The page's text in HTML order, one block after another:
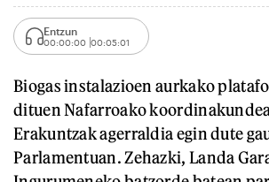
Entzun
00:00:00 00:05:01
Biogas instalazioen aurkako
dituen Nafarroako
Erakuntzak agerraldia egin dute
Parlamentuan. Zehazki, Landa